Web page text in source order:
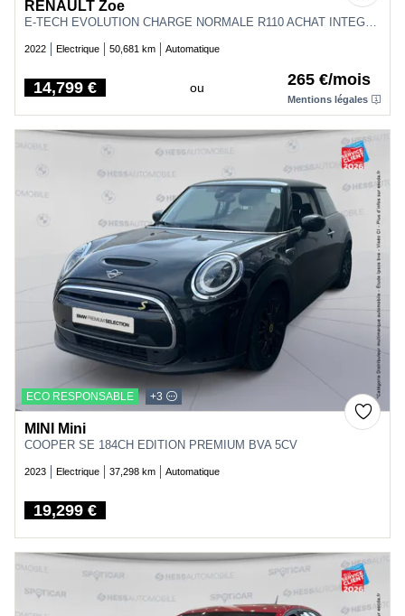
RENAULT Zoe
E-TECH EVOLUTION CHARGE NORMALE R110 ACHAT INTEGRAL - 22
2022 Electrique 50,681 km Automatique
Price
14,799 € ou 265 €/mois
Mentions légales
ECO RESPONSABLE +3
MINI Mini
COOPER SE 184CH EDITION PREMIUM BVA 5CV
2023 Electrique 37,298 km Automatique
Price
19,299 €